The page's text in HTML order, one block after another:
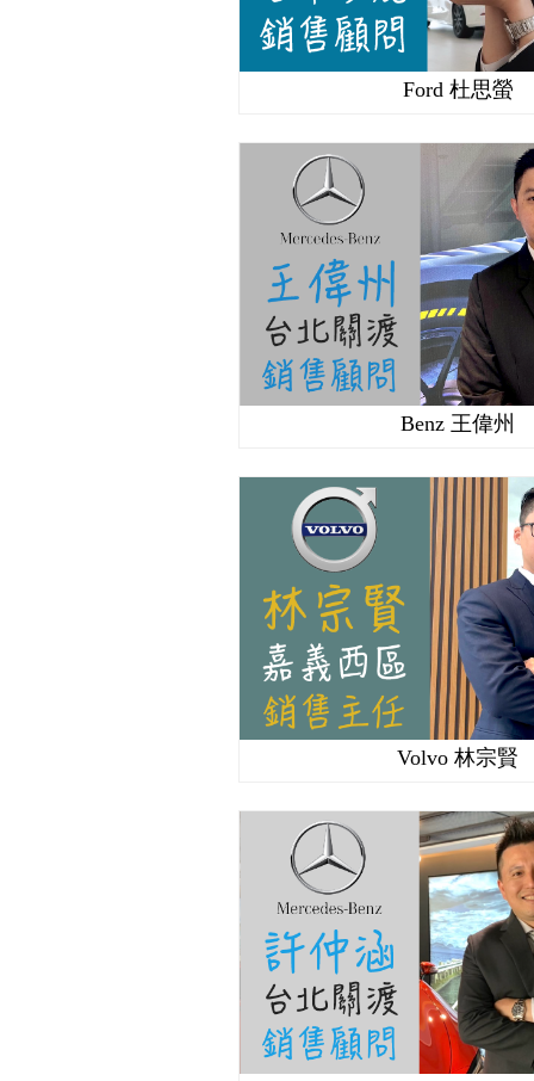
Ford 杜思螢
Benz 王偉州
Volvo 林宗賢